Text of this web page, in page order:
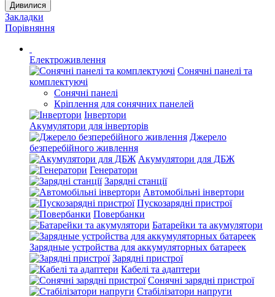
Дивилися
Закладки
Порівняння
Електроживлення
Сонячні панелі та
комплектуючі
Сонячні панелі
Кріплення для сонячних панелей
Інвертори
Акумулятори для інверторів
Джерело
безперебійного живлення
Акумулятори для ДБЖ
Генератори
Зарядні станції
Автомобільні інвертори
Пускозарядні пристрої
Повербанки
Батарейки та акумулятори
Зарядные устройства для аккумуляторных батареек
Зарядні пристрої
Кабелі та адаптери
Сонячні зарядні пристрої
Стабілізатори напруги